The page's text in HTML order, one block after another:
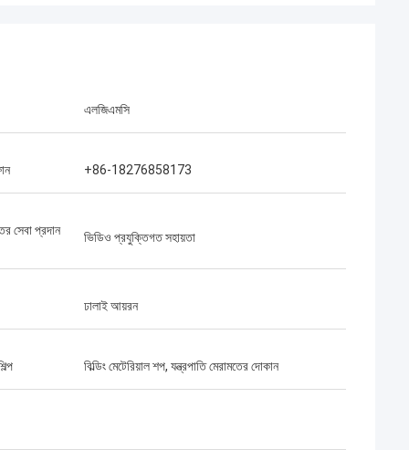
এলজিএমসি
+86-18276858173
সেবা প্রদান ভিডিও প্রযুক্তিগত সহায়তা
ঢালাই আয়রন
বিল্ডিং মেটেরিয়াল শপ, যন্ত্রপাতি মেরামতের দোকান